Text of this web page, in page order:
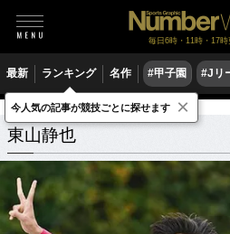
毎日6時・11時・17時
最新 ランキング 名作 #甲子園 #Jリ
東山静也 関連記事
東山静也
今人気の記事が競技ごとに探せます ×